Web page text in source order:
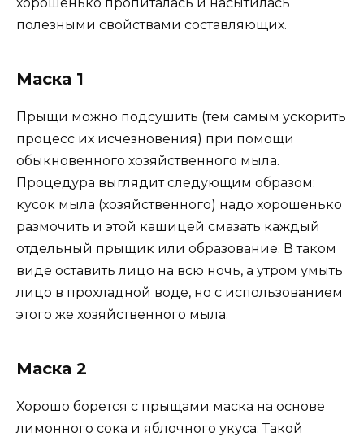
полезными свойствами составляющих.
Маска 1
Прыщи можно подсушить (тем самым ускорить
процесс их исчезновения) при помощи
обыкновенного хозяйственного мыла.
Процедура выглядит следующим образом:
кусок мыла (хозяйственного) надо хорошенько
размочить и этой кашицей смазать каждый
отдельный прыщик или образование. В таком
виде оставить лицо на всю ночь, а утром умыть
лицо в прохладной воде, но с использованием
этого же хозяйственного мыла.
Маска 2
Хорошо борется с прыщами маска на основе
лимонного сока и яблочного укуса. Такой